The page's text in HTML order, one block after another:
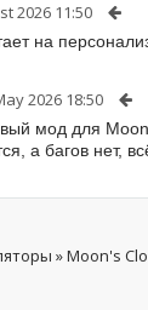
2026 11:50
на
2026 18:50
мод для
а багов нет,
» Moon's